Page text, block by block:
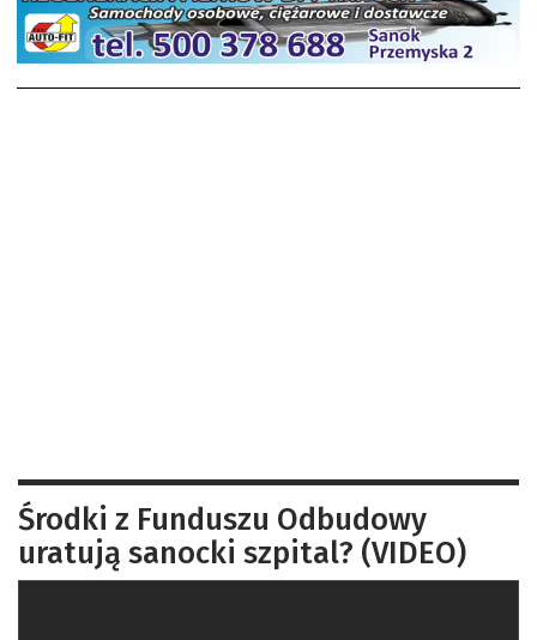
Środki z Funduszu Odbudowy
uratują sanocki szpital? (VIDEO)